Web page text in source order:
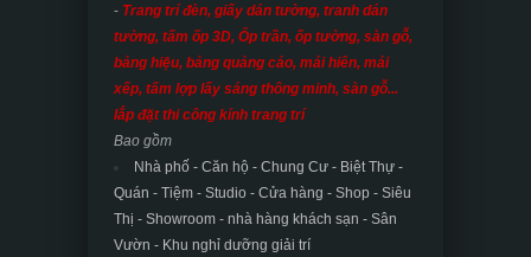
- Trang trí đèn, giấy dán tường, tranh dán
tường, tấm ốp 3D, Ốp trần, ốp tường, sàn gỗ,
bảng hiệu, bảng quảng cáo, mái hiên, mái
xếp, tấm lợp lấy sáng thông minh, sàn gỗ...
lắp đặt thi công kính trang trí
Bao gồm
Nhà phố - Căn hộ - Chung Cư - Biệt Thự -
Quán - Tiệm - Studio - Cửa hàng - Shop - Siêu
Thị - Showroom - nhà hàng khách sạn - Sân
Vườn - Khu nghỉ dưỡng giải trí